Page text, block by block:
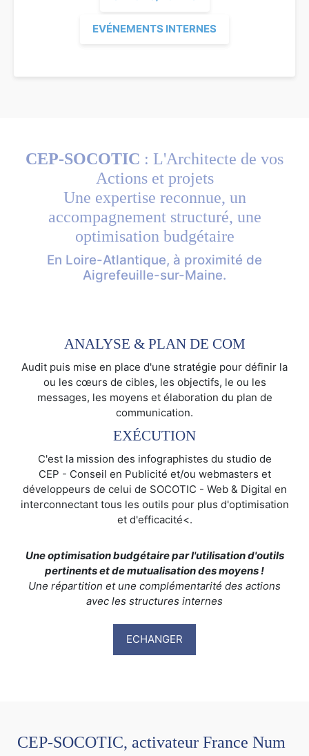
EVÉNEMENTS INTERNES
CEP-SOCOTIC : L'Architecte de vos
Actions et projets
Une expertise reconnue, un
accompagnement structuré, une
optimisation budgétaire
En Loire-Atlantique, à proximité de
Aigrefeuille-sur-Maine.
ANALYSE & PLAN DE COM
Audit puis mise en place d'une stratégie pour définir la
ou les cœurs de cibles, les objectifs, le ou les
messages, les moyens et élaboration du plan de
communication.
EXÉCUTION
C'est la mission des infographistes du studio de
CEP - Conseil en Publicité et/ou webmasters et
développeurs de celui de SOCOTIC - Web & Digital en
interconnectant tous les outils pour plus d'optimisation
et d'efficacité<.
Une optimisation budgétaire par l'utilisation d'outils
pertinents et de mutualisation des moyens !
Une répartition et une complémentarité des actions
avec les structures internes
ECHANGER
CEP-SOCOTIC, activateur France Num